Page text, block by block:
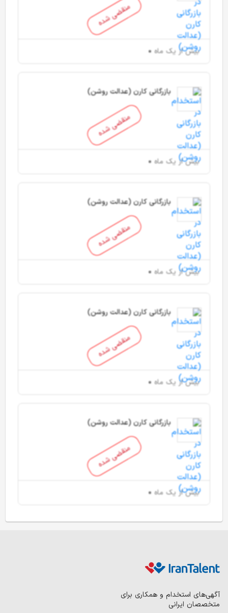
منقضی شده
بیش از یک ماه
منقضی شده
بازرگانی کارن (عدالت روشن)
بیش از یک ماه
منقضی شده
بازرگانی کارن (عدالت روشن)
بیش از یک ماه
منقضی شده
بازرگانی کارن (عدالت روشن)
بیش از یک ماه
منقضی شده
بازرگانی کارن (عدالت روشن)
بیش از یک ماه
آگهی‌های استخدام و همکاری برای
متخصصان ایرانی